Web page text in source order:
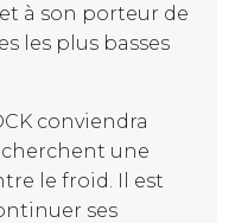
à son porteur de
les plus basses
conviendra
une
le froid. Il est
ses